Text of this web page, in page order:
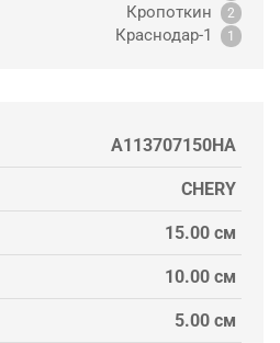
Кропоткин 2
Краснодар-1 1
A113707150HA
CHERY
15.00 см
10.00 см
5.00 см